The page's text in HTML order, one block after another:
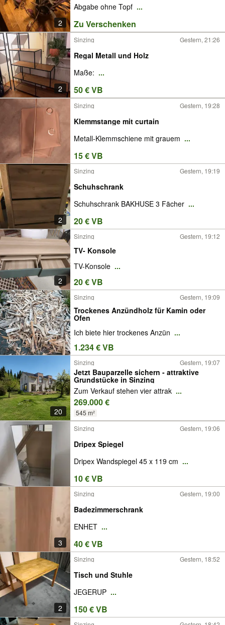
2
Abgabe ohne Topf ...
Zu Verschenken
2
Sinzing Gestern, 21:26
Regal Metall und Holz
Maße: ...
50 € VB
Sinzing Gestern, 19:28
Klemmstange mit curtain
Metall-Klemmschiene mit grauem ...
15 € VB
2
Sinzing Gestern, 19:19
Schuhschrank
Schuhschrank BAKHUSE 3 Fächer ...
20 € VB
2
Sinzing Gestern, 19:12
TV- Konsole
TV-Konsole ...
20 € VB
Sinzing Gestern, 19:09
Trockenes Anzündholz für Kamin oder
Ofen
Ich biete hier trockenes Anzün ...
1.234 € VB
20
Sinzing Gestern, 19:07
Jetzt Bauparzelle sichern - attraktive
Grundstücke in Sinzing
Zum Verkauf stehen vier attrak ...
269.000 €
545 m²
Sinzing
Gestern, 19:06
Dripex Spiegel
Dripex Wandspiegel 45 x 119 cm ...
10 € VB
3
Sinzing Gestern, 19:00
Badezimmerschrank
ENHET ...
40 € VB
2
Sinzing Gestern, 18:52
Tisch und Stuhle
JEGERUP ...
150 € VB